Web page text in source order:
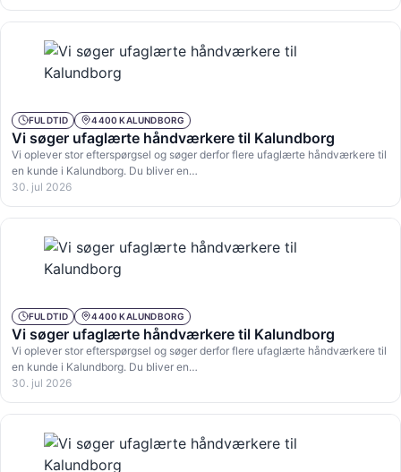
FULDTID 4400 KALUNDBORG
Vi søger ufaglærte håndværkere til Kalundborg
Vi oplever stor efterspørgsel og søger derfor flere ufaglærte håndværkere til
en kunde i Kalundborg. Du bliver en…
30. jul 2026
FULDTID 4400 KALUNDBORG
Vi søger ufaglærte håndværkere til Kalundborg
Vi oplever stor efterspørgsel og søger derfor flere ufaglærte håndværkere til
en kunde i Kalundborg. Du bliver en…
30. jul 2026